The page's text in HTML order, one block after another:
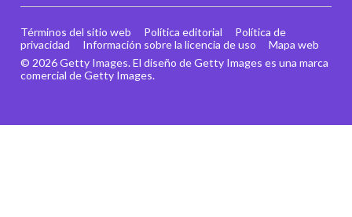
© 2026 Getty Images. El diseño de Getty Images es una marca
comercial de Getty Images.
Términos del sitio web Política editorial
Política de
privacidad
Información sobre la licencia de uso Mapa web